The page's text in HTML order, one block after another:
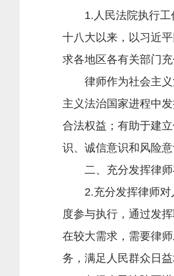
1.人民法院执行工作
十八大以来，以习近
求各地区各有关部门
律师作为社会主义
主义法治国家进程中
合法权益；有助于建
识、诚信意识和风险
二、充分发挥律师
2.充分发挥律师对人
度参与执行，通过发
在较大需求，需要律
务，满足人民群众日益